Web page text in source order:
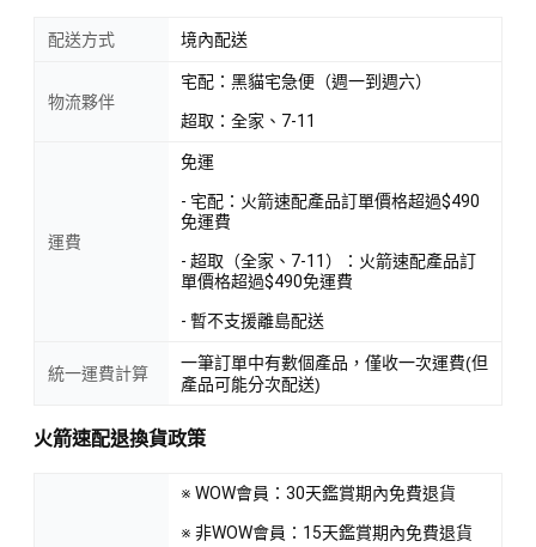
配送方式 境內配送
物流夥伴
宅配：黑貓宅急便（週一到週六）
超取：全家、7-11
運費
免運
- 宅配：火箭速配產品訂單價格超過$490
免運費
- 超取（全家、7-11）：火箭速配產品訂
單價格超過$490免運費
- 暫不支援離島配送
統一運費計算
一筆訂單中有數個產品，僅收一次運費(但
產品可能分次配送)
火箭速配退換貨政策
※ WOW會員：30天鑑賞期內免費退貨
※ 非WOW會員：15天鑑賞期內免費退貨